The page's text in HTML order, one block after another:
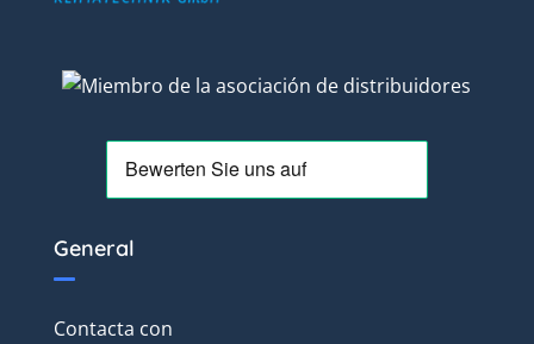
General
Contacta con